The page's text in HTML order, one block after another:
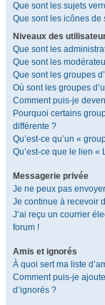
Que sont les sujets
Que sont les icônes de
Niveaux des
Que sont les
Que sont les
Que sont les groupes
Où sont les groupes
Comment puis-je
Pourquoi certains
différente ?
Qu’est-ce qu’un «
Qu’est-ce que le lien «
Messagerie privée
Je ne peux pas
Je continue à recevoir
J’ai reçu un courrier
forum !
Amis et ignorés
À quoi sert ma liste
Comment puis-je
d’ignorés ?